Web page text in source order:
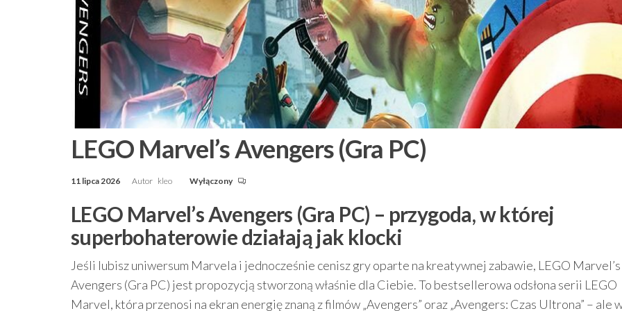
LEGO Marvel’s Avengers (Gra PC)
11 lipca 2026 Autor kleo Wyłączony
LEGO Marvel’s Avengers (Gra PC) – przygoda, w której
superbohaterowie działają jak klocki
Jeśli lubisz uniwersum Marvela i jednocześnie cenisz gry oparte na kreatywnej zabawie, LEGO Marvel’s
Avengers (Gra PC) jest propozycją stworzoną właśnie dla Ciebie. To bestsellerowa odsłona serii LEGO
Marvel, która przenosi na ekran energię znaną z filmów „Avengers” oraz „Avengers: Czas Ultrona” – ale